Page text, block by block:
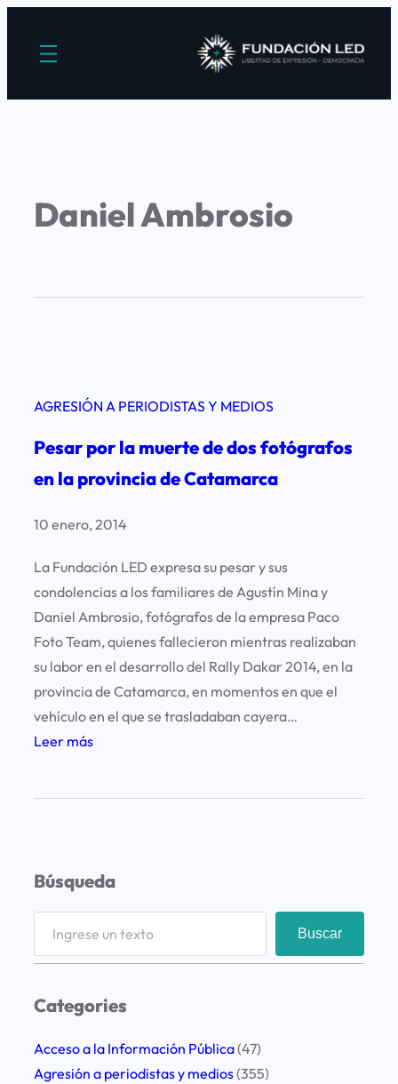
Daniel Ambrosio
AGRESIÓN A PERIODISTAS Y MEDIOS
Pesar por la muerte de dos fotógrafos
en la provincia de Catamarca
10 enero, 2014
La Fundación LED expresa su pesar y sus
condolencias a los familiares de Agustín Mina y
Daniel Ambrosio, fotógrafos de la empresa Paco
Foto Team, quienes fallecieron mientras realizaban
su labor en el desarrollo del Rally Dakar 2014, en la
provincia de Catamarca, en momentos en que el
vehículo en el que se trasladaban cayera…
Leer más:
p
o
r
l
m
u
Búsqueda
r
h
Buscar
Categories
Acceso a la Información Pública(47)
Agresión a periodistas y medios(355)